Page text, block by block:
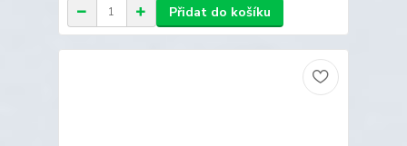
Přidat do košíku